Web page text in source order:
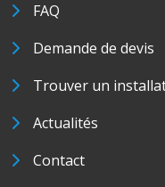
FAQ
Demande de devis
Trouver un
Actualités
Contact